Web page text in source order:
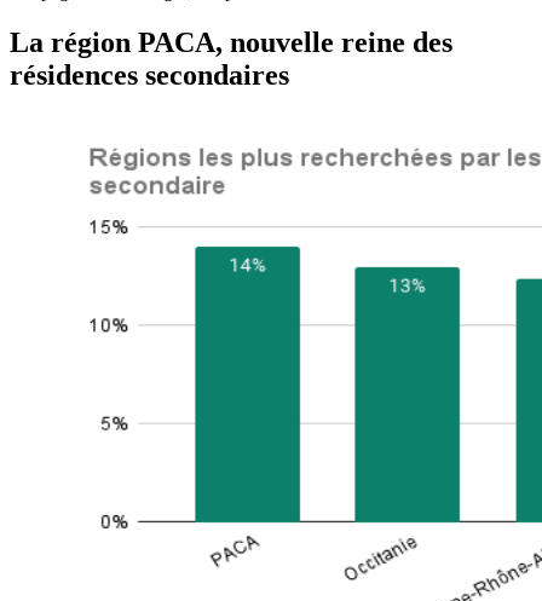
La région PACA, nouvelle reine des
résidences secondaires